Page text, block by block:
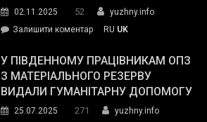
02.11.2025 52
yuzhny.info
Залишити коментарon
завойовує
симпатії
виборців
RU UK
У ПІВДЕННОМУ ПРАЦІВНИКАМ ОПЗ
З МАТЕРІАЛЬНОГО РЕЗЕРВУ
ВИДАЛИ ГУМАНІТАРНУ ДОПОМОГУ
25.07.2025 271
yuzhny.info